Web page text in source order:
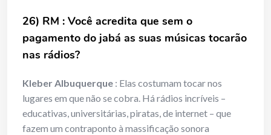
26) RM : Você acredita que sem o
pagamento do jabá as suas músicas tocarão
nas rádios?
Kleber Albuquerque : Elas costumam tocar nos
lugares em que não se cobra. Há rádios incríveis –
educativas, universitárias, piratas, de internet – que
fazem um contraponto à massificação sonora